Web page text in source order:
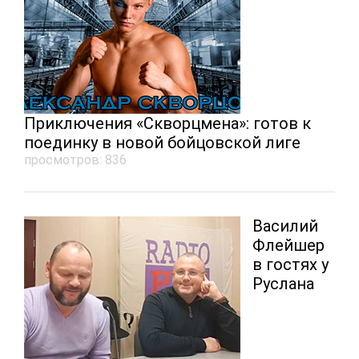
Приключения «Скворцмена»: готов к
поединку в новой бойцовской лиге
просмотров: 836
Василий
Флейшер
в гостях у
Руслана